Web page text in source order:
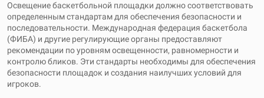
Освещение баскетбольной площадки должно соответствовать
определенным стандартам для обеспечения безопасности и
последовательности. Международная федерация баскетбола
(ФИБА) и другие регулирующие органы предоставляют
рекомендации по уровням освещенности, равномерности и
контролю бликов. Эти стандарты необходимы для обеспечения
безопасности площадок и создания наилучших условий для
игроков.